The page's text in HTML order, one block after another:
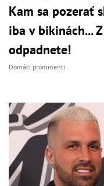
Kam sa pozerať
iba v bikinách...
odpadnete!
Domáci prominenti